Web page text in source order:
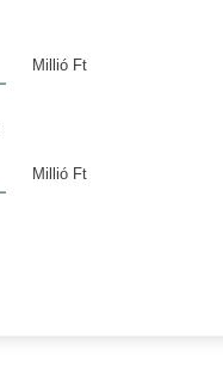
Millió Ft
Millió Ft